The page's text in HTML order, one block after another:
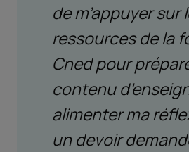
de m’appuyer sur
ressources de la
Cned pour
contenu
alimenter ma
un devoir